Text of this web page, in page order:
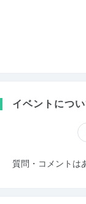
イベントにつ
質問・コメントは